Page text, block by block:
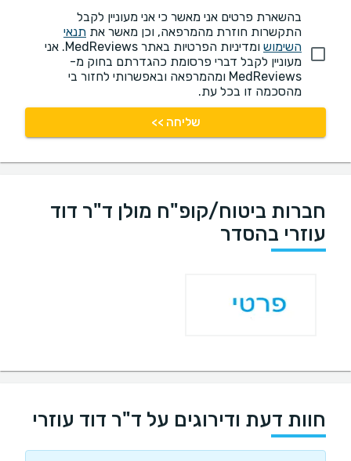
בהשארת פרטים אני מאשר כי אני מעוניין לקבל
התקשרות חוזרת מהמרפאה, וכן מאשר את תנאי
השימוש
ומדיניות הפרטיות באתר MedReviews. אני
מעוניין לקבל דברי פרסומת כהגדרתם בחוק מ-
MedReviews ומהמרפאה ובאפשרותי לחזור בי
מהסכמה זו בכל עת.
שליחה >>
חברות ביטוח/קופ"ח מולן ד"ר דוד
עוזרי בהסדר
חוות דעת ודירוגים על ד"ר דוד עוזרי